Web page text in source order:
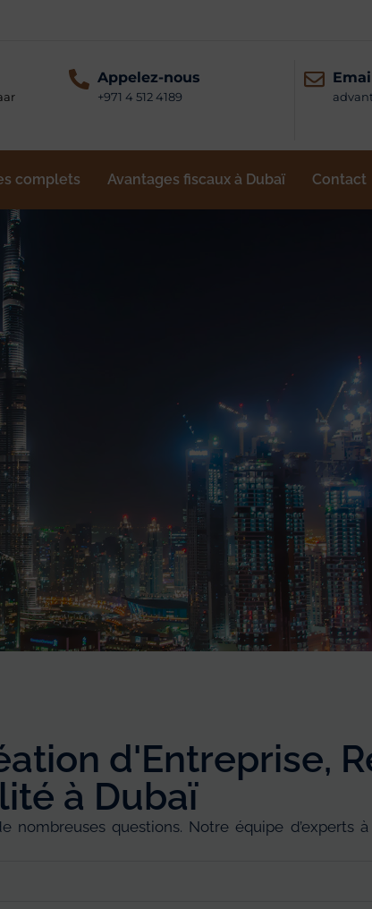
Appelez-nous
+971 4 512 4189
complets Avantages fiscaux à Dubaï Contact
d'Entreprise,
à Dubaï
nombreuses questions. Notre équipe d’experts